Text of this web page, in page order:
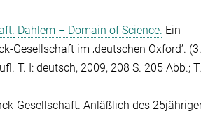
Dahlem – Domain of Science. Ein
Gesellschaft im ‚deutschen Oxford’.
T. I: deutsch, 2009, 208 S. 205 Abb.;
Gesellschaft. Anläßlich des